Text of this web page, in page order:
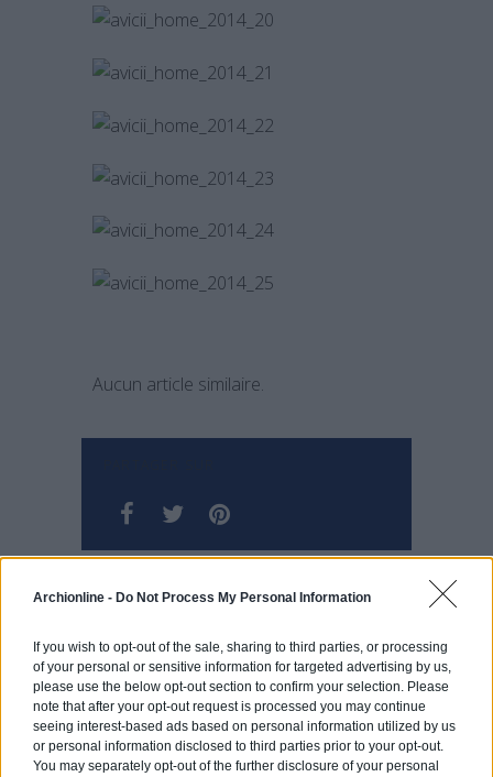
Archionline - Do Not Process My Personal Information
If you wish to opt-out of the sale, sharing to third parties, or processing
of your personal or sensitive information for targeted advertising by us,
please use the below opt-out section to confirm your selection. Please
note that after your opt-out request is processed you may continue
seeing interest-based ads based on personal information utilized by us
or personal information disclosed to third parties prior to your opt-out.
You may separately opt-out of the further disclosure of your personal
Aucun article similaire.
Zoom sur la villa Azuris du cabinet d’architecture Renato D’Ettorre
Kloof Road House : la merveille architecturale d’acier